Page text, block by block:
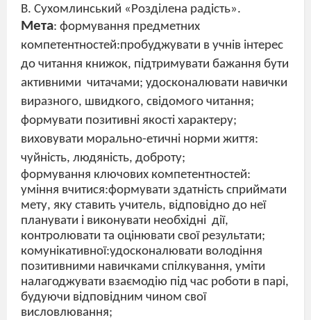
В. Сухомлинський «Розділена радість».
Мета: формування предметних
компетентностей:пробуджувати в учнів інтерес
до читання книжок, підтримувати бажання бути
активними читачами; удосконалювати навички
виразного, швидкого, свідомого читання;
формувати позитивні якості характеру;
виховувати морально-етичні норми життя:
чуйність, людяність, доброту;
формування ключових компетентностей:
уміння вчитися:формувати здатність сприймати
мету, яку ставить учитель, відповідно до неї
планувати і виконувати необхідні дії,
контролювати та оцінювати свої результати;
комунікативної:удосконалювати володіння
позитивними навичками спілкування, уміти
налагоджувати взаємодію під час роботи в парі,
будуючи відповідним чином свої
висловлювання;